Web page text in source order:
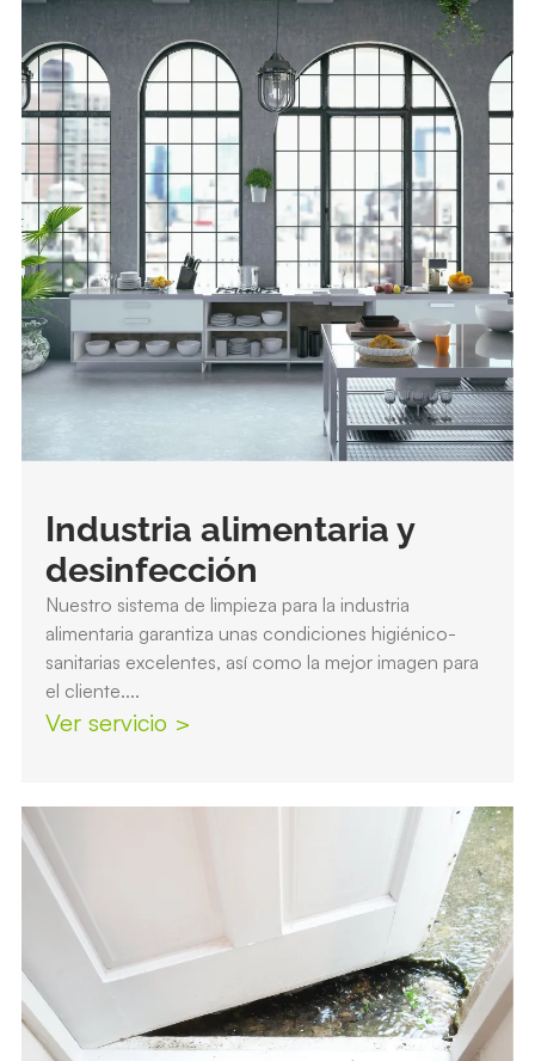
Industria alimentaria y
desinfección
Nuestro sistema de limpieza para la industria
alimentaria garantiza unas condiciones higiénico-
sanitarias excelentes, así como la mejor imagen para
el cliente....
Ver servicio >